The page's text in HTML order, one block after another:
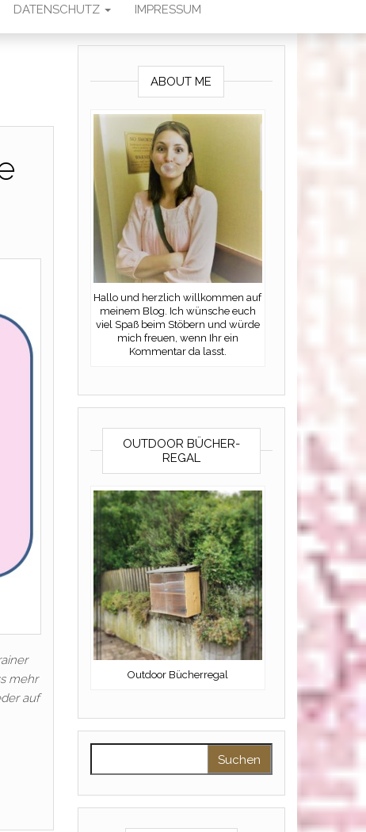
DATENSCHUTZ IMPRESSUM
mehr
auf
ABOUT ME
Hallo und herzlich willkommen auf
meinem Blog. Ich wünsche euch
viel Spaß beim Stöbern und würde
mich freuen, wenn Ihr ein
Kommentar da lasst.
OUTDOOR BÜCHER-
REGAL
Outdoor Bücherregal